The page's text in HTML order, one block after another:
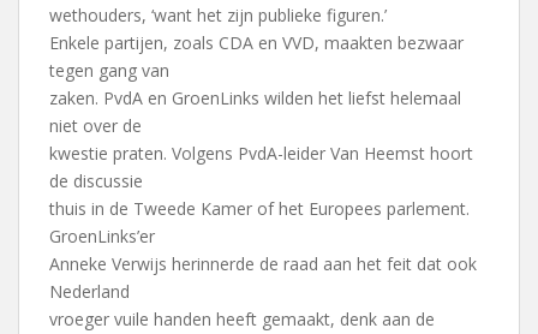
wethouders, ‘want het zijn publieke figuren.’
Enkele partijen, zoals CDA en VVD, maakten bezwaar
tegen gang van
zaken. PvdA en GroenLinks wilden het liefst helemaal
niet over de
kwestie praten. Volgens PvdA-leider Van Heemst hoort
de discussie
thuis in de Tweede Kamer of het Europees parlement.
GroenLinks’er
Anneke Verwijs herinnerde de raad aan het feit dat ook
Nederland
vroeger vuile handen heeft gemaakt, denk aan de